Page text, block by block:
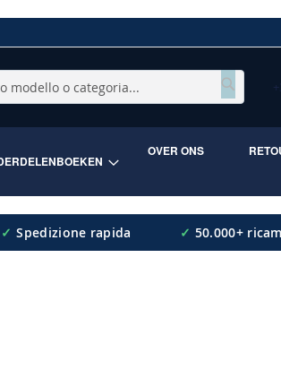
Cerca
OVER ONS
✓ Spedizione rapida ✓ 50.000+